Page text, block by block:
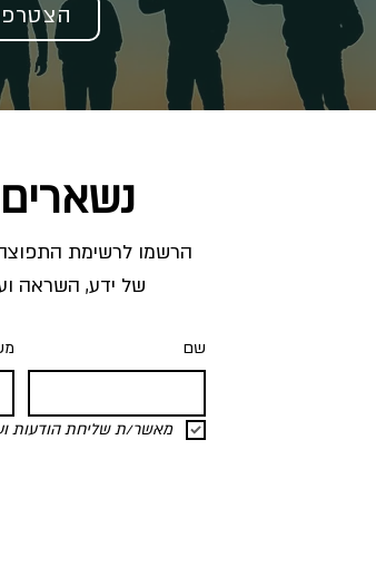
<<
של ידע, השראה
שם
מאשר/ת שליחת הודעות